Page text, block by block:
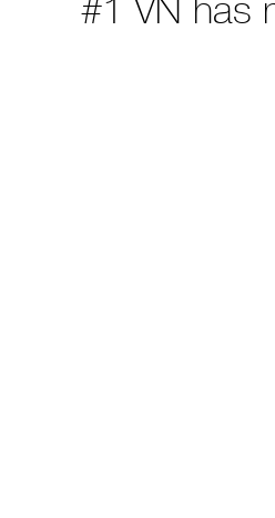
#1 VN has